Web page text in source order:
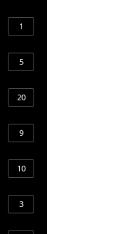
1
5
20
9
10
3